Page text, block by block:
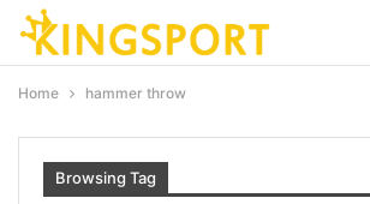
Home hammer throw
Browsing Tag